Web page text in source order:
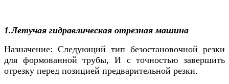
1.Летучая гидравлическая отрезная машина
Назначение: Следующий тип безостановочной резки
для формованной трубы, И с точностью завершить
отрезку перед позицией предварительной резки.